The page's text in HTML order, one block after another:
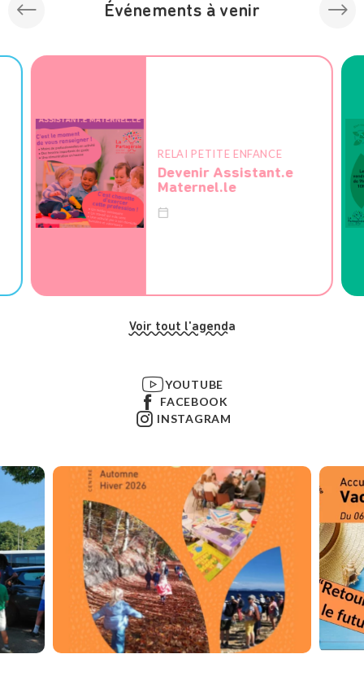
Événements à venir
RELAI PETITE ENFANCE
Devenir Assistant.e
Maternel.le
Voir tout l'agenda
YOUTUBE
FACEBOOK
INSTAGRAM